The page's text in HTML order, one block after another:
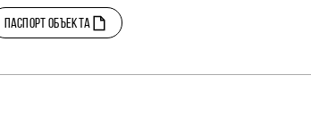
ПАСПОРТ ОБЪЕКТА